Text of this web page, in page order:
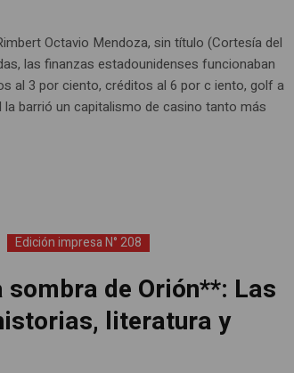
Octavio Mendoza, sin título (Cortesía del
las finanzas estadounidenses funcionaban
al 3 por ciento, créditos al 6 por c iento, golf a
barrió un capitalismo de casino tanto más
Edición impresa N° 208
de Orión**: Las
literatura y